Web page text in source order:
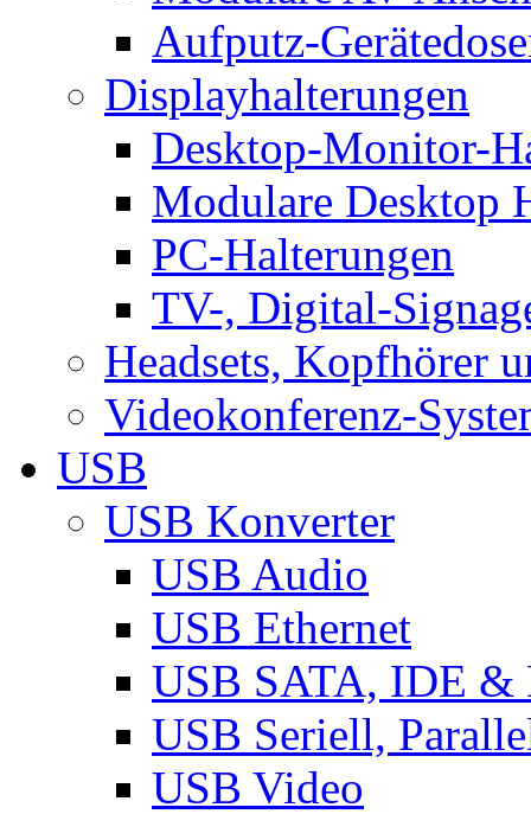
Aufputz-
Displayhalterungen
Desktop-Monitor-
Modulare Desktop
PC-Halterungen
TV-, Digital-
Headsets, Kopfhörer
Videokonferenz-
USB
USB Konverter
USB Audio
USB Ethernet
USB SATA, IDE &
USB Seriell,
USB Video